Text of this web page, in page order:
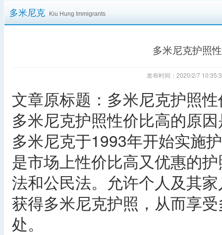
多米尼克 Kiu Hung Immigrants
多米尼克护照
发布时间：2020/2/7
文章原标题：多米尼克护照
多米尼克护照性价比高的原
多米尼克于1993年开始实施
是市场上性价比高又优惠的
法和公民法。允许个人及其
获得多米尼克护照，从而享
处。